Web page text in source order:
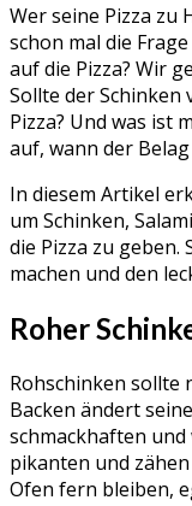
Wer seine Pizza zu
schon mal die
auf die Pizza? Wir
Sollte der Schinken
Pizza? Und was ist
auf, wann der
In diesem Artikel
um Schinken,
die Pizza zu geben.
machen und den
Roher
Rohschinken sollte
Backen ändert
schmackhaften
pikanten und zähen
Ofen fern bleiben,